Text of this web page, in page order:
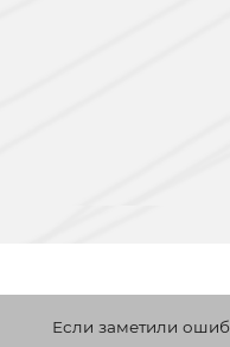
Если заметили